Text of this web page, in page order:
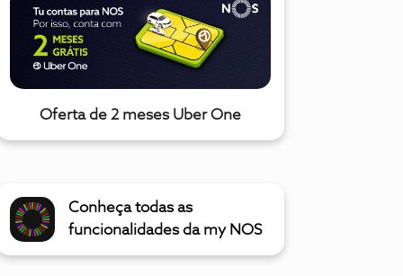
Oferta de 2 meses Uber One
Conheça todas as
funcionalidades da my NOS